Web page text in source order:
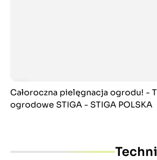
Całoroczna pielęgnacja ogrodu! -
ogrodowe STIGA - STIGA POLSKA